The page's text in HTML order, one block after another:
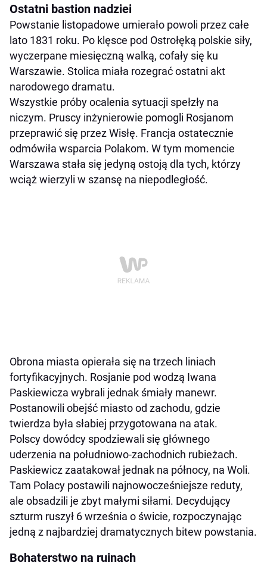
Ostatni bastion nadziei
Powstanie listopadowe umierało powoli przez całe
lato 1831 roku. Po klęsce pod Ostrołęką polskie siły,
wyczerpane miesięczną walką, cofały się ku
Warszawie. Stolica miała rozegrać ostatni akt
narodowego dramatu.
Wszystkie próby ocalenia sytuacji spełzły na
niczym. Pruscy inżynierowie pomogli Rosjanom
przeprawić się przez Wisłę. Francja ostatecznie
odmówiła wsparcia Polakom. W tym momencie
Warszawa stała się jedyną ostoją dla tych, którzy
wciąż wierzyli w szansę na niepodległość.
Obrona miasta opierała się na trzech liniach
fortyfikacyjnych. Rosjanie pod wodzą Iwana
Paskiewicza wybrali jednak śmiały manewr.
Postanowili obejść miasto od zachodu, gdzie
twierdza była słabiej przygotowana na atak.
Polscy dowódcy spodziewali się głównego
uderzenia na południowo-zachodnich rubieżach.
Paskiewicz zaatakował jednak na północy, na Woli.
Tam Polacy postawili najnowocześniejsze reduty,
ale obsadzili je zbyt małymi siłami. Decydujący
szturm ruszył 6 września o świcie, rozpoczynając
jedną z najbardziej dramatycznych bitew powstania.
Bohaterstwo na ruinach